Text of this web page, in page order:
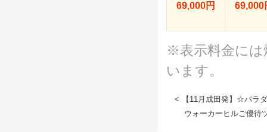
69,000円
69,000
※表示料金には
います。
< 【11月成田発】☆パラ
ウォーカーヒルご優待